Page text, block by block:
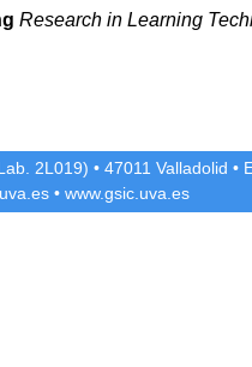
Research in Learning
2L019) •47011 Valladolid •
• www.gsic.uva.es